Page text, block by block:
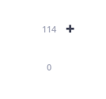
+
114
0